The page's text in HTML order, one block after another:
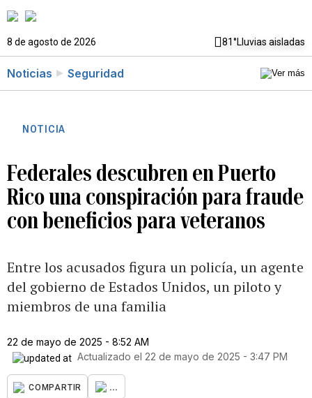
8 de agosto de 2026 81°Lluvias aisladas
Noticias Seguridad
NOTICIA
Federales descubren en Puerto
Rico una conspiración para fraude
con beneficios para veteranos
Entre los acusados figura un policía, un agente
del gobierno de Estados Unidos, un piloto y
miembros de una familia
22 de mayo de 2025 - 8:52 AM
Actualizado el 22 de mayo de 2025 - 3:47 PM
COMPARTIR ...